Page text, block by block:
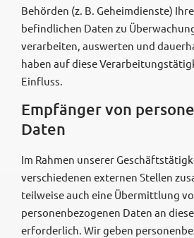
Behörden (z. B. Geheimdienste)
befindlichen Daten zu
verarbeiten, auswerten und
haben auf diese
Einfluss.
Empfänger von
Daten
Im Rahmen unserer
verschiedenen externen Stellen
teilweise auch eine Übermittlung
personenbezogenen Daten an
erforderlich. Wir geben